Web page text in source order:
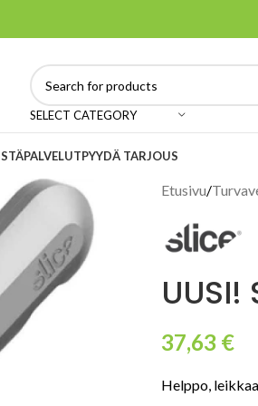
SELECT CATEGORY
PALVELUTPYYDÄ TARJOUS
Etusivu/
37,63 €
Helppo,